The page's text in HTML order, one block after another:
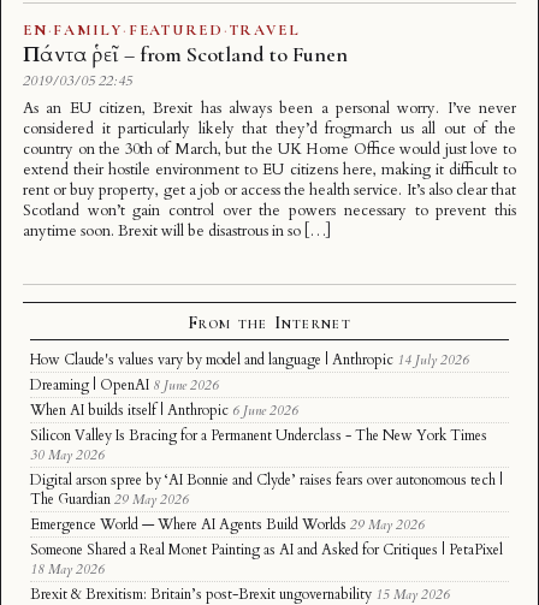
EN·FAMILY· FEATURED ·TRAVEL
Πάντα ῥεῖ – from Scotland to Funen
2019/03/05 22:45
As an EU citizen, Brexit has always been a personal worry. I’ve never
considered it particularly likely that they’d frogmarch us all out of the
country on the 30th of March, but the UK Home Office would just love to
extend their hostile environment to EU citizens here, making it difficult to
rent or buy property, get a job or access the health service. It’s also clear that
Scotland won’t gain control over the powers necessary to prevent this
anytime soon. Brexit will be disastrous in so […]
From the Internet
How Claude's values vary by model and language | Anthropic 14 July 2026
Dreaming | OpenAI 8 June 2026
When AI builds itself | Anthropic 6 June 2026
Silicon Valley Is Bracing for a Permanent Underclass - The New York Times
30 May 2026
Digital arson spree by ‘AI Bonnie and Clyde’ raises fears over autonomous tech |
The Guardian 29 May 2026
Emergence World — Where AI Agents Build Worlds 29 May 2026
Someone Shared a Real Monet Painting as AI and Asked for Critiques | PetaPixel
18 May 2026
Brexit & Brexitism: Britain’s post-Brexit ungovernability 15 May 2026